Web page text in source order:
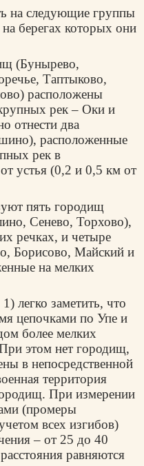
на следующие группы
берегах которых они
(Бунырево,
Таптыково,
расположены
рек – Оки и
отнести два
расположенные
рек в
устья (0,2 и 0,5 км от
пять городищ
Сенево, Торхово),
речках, и четыре
Борисово, Майский и
на мелких
легко заметить, что
цепочками по Упе и
более мелких
этом нет городищ,
в непосредственной
территория
При измерении
(промеры
всех изгибов)
– от 25 до 40
равняются